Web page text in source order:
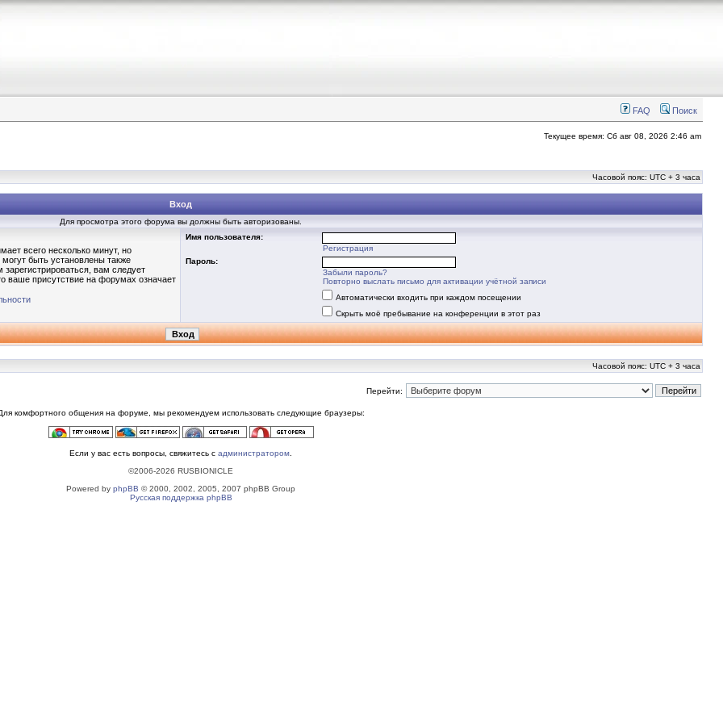
FAQ Поиск
Текущее время: Сб авг 08, 2026 2:46 am
Часовой пояс: UTC + 3 часа
Вход
Для просмотра этого форума вы должны быть авторизованы.
всего несколько минут, но
быть установлены также
вам следует
ваше присутствие на форумах означает
Имя пользователя:
Регистрация
Пароль:
Забыли пароль?
Повторно выслать письмо для активации учётной записи
Автоматически входить при каждом посещении
Скрыть моё пребывание на конференции в этот раз
Часовой пояс: UTC + 3 часа
Перейти:
комфортного общения на форуме, мы рекомендуем использовать следующие браузеры:
Если у вас есть вопросы, свяжитесь с администратором
©2006-2026 RUSBIONICLE
Powered by phpBB © 2000, 2002, 2005, 2007 phpBB Group
Русская поддержка phpBB